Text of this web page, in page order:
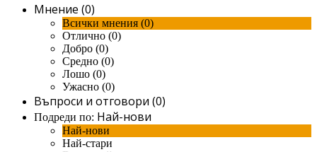
Мнение (0)
Всички мнения (0)
Отлично (0)
Добро (0)
Средно (0)
Лошо (0)
Ужасно (0)
Въпроси и отговори (0)
Подреди по: Най-нови
Най-нови
Най-стари